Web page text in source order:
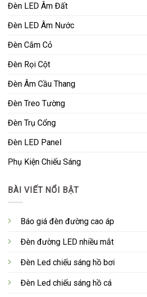
Đèn LED Âm Đất
Đèn LED Âm Nước
Đèn Cắm Cỏ
Đèn Rọi Cột
Đèn Âm Cầu Thang
Đèn Treo Tường
Đèn Trụ Cổng
Đèn LED Panel
Phụ Kiện Chiếu Sáng
BÀI VIẾT NỔI BẬT
Báo giá đèn đường cao áp
Đèn đường LED nhiều mắt
Đèn Led chiếu sáng hồ bơi
Đèn Led chiếu sáng hồ cá